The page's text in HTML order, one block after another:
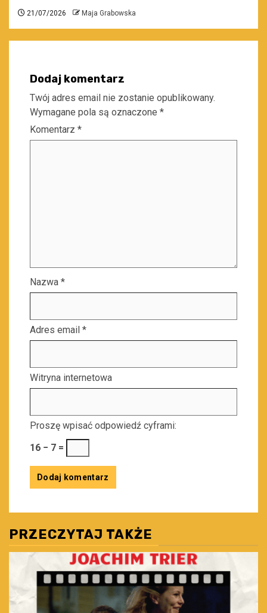
21/07/2026 Maja Grabowska
Dodaj komentarz
Twój adres email nie zostanie opublikowany.
Wymagane pola są oznaczone *
Komentarz *
Nazwa *
Adres email *
Witryna internetowa
Proszę wpisać odpowiedź cyframi:
16 − 7 =
PRZECZYTAJ TAKŻE